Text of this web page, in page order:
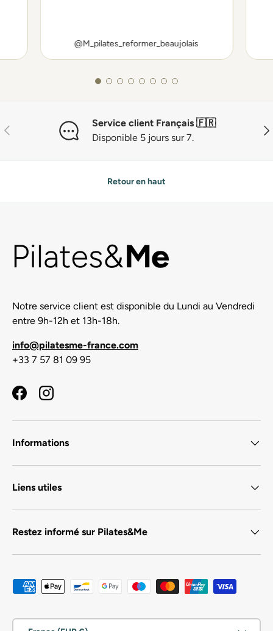
@M_pilates_reformer_beaujolais
Précédent
Service client Français 🇫🇷
Disponible 5 jours sur 7.
Retour en haut
Notre service client est disponible du Lundi au Vendredi
entre 9h-12h et 13h-18h.
info@pilatesme-france.com
+33 7 57 81 09 95
FacebookInstagram
Informations
Liens utiles
Restez informé sur Pilates&Me
Moyens de paiement acceptés